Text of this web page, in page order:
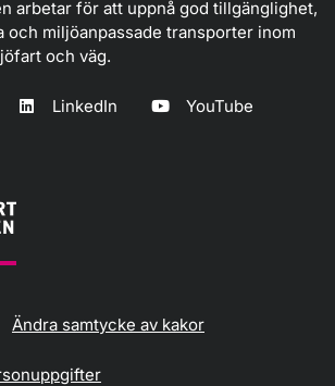
arbetar för att uppnå god tillgänglighet,
och miljöanpassade transporter inom
och väg.
LinkedIn YouTube
Ändra samtycke av kakor